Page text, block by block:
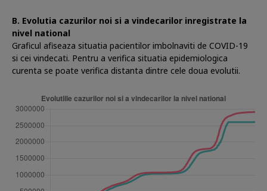
B. Evolutia cazurilor noi si a vindecarilor inregistrate la
nivel national
Graficul afiseaza situatia pacientilor imbolnaviti de COVID-19
si cei vindecati. Pentru a verifica situatia epidemiologica
curenta se poate verifica distanta dintre cele doua evolutii.